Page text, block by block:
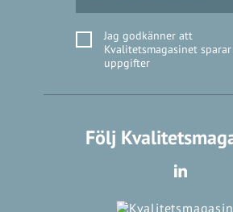
Jag godkänner att
Kvalitetsmagasinet
uppgifter
Följ